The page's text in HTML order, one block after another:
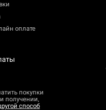
оплате
покупки
получении,
способ